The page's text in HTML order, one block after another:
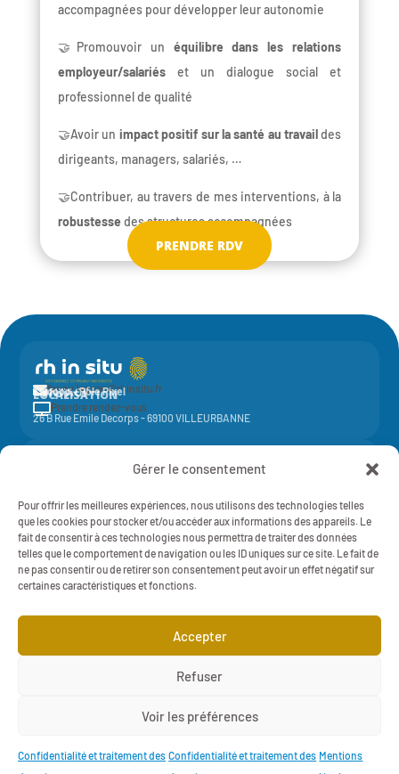
Gérer le consentement
Pour offrir les meilleures expériences, nous utilisons des technologies telles
que les cookies pour stocker et/ou accéder aux informations des appareils. Le
fait de consentir à ces technologies nous permettra de traiter des données
telles que le comportement de navigation ou les ID uniques sur ce site. Le fait de
ne pas consentir ou de retirer son consentement peut avoir un effet négatif sur
certaines caractéristiques et fonctions.
Accepter
Refuser
Voir les préférences
Confidentialité et traitement des Confidentialité et traitement des Mentions
accompagnées pour développer leur autonomie
🤝Promouvoir un équilibre dans les relations
employeur/salariéset un dialogue social et
professionnel de qualité
🤝Avoir un impact positif sur la santé au travaildes
dirigeants, managers, salariés, …
🤝Contribuer, au travers de mes interventions, à la
robustesse des structures accompagnées
PRENDRE RDV
CONTACT
fanny.leguen@rhinsitu.fr
Prendre rendez-vous
LOCALISATION
Elycoop - Pôle Pixel
26 B Rue Emile Decorps - 69100 VILLEURBANNE
SIREN 429 851 637 - NAF 7022Z - 429 851 637 RCS Lyon
Politique de Confidentialité
RH IN SITU - 2025 - TOUT DROITS RÉSERVÉS
et activer ce contenu


